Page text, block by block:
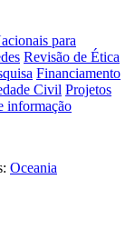
para
Revisão de Ética
Financiamento
Civil Projetos
informação
Oceania